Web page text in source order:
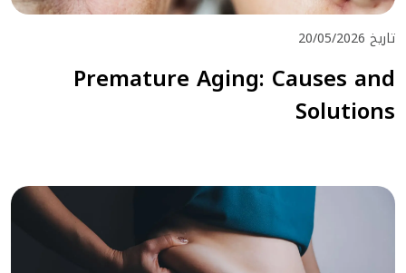
تاريخ 20/05/2026
Premature Aging: Causes and
Solutions